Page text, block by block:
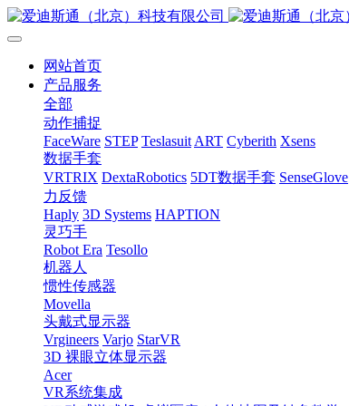
网站首页
产品服务
全部
动作捕捉
FaceWare STEP Teslasuit ART Cyberith Xsens
数据手套
VRTRIX DextaRobotics 5DT数据手套 SenseGlove
力反馈
Haply 3D Systems HAPTION
灵巧手
Robot Era Tesollo
机器人
惯性传感器
Movella
头戴式显示器
Vrgineers Varjo StarVR
3D 裸眼立体显示器
Acer
VR系统集成